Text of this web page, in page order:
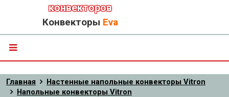
конвекторов
Конвекторы Eva
Главная
Настенные напольные конвекторы Vitron
Напольные конвекторы Vitron